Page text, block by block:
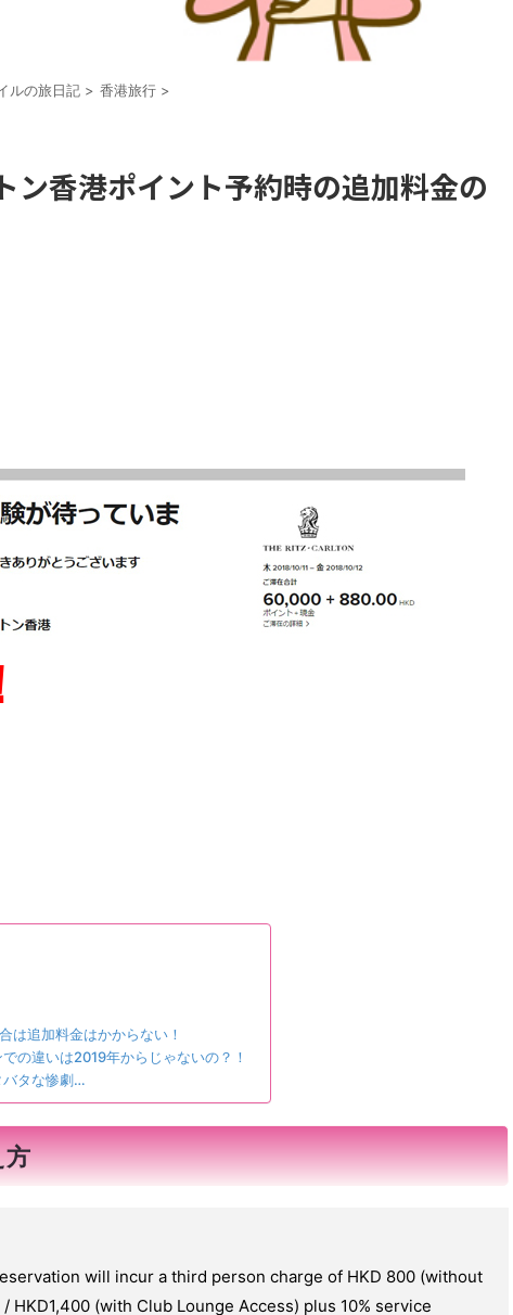
ルの旅日記 > 香港旅行 >
ン香港ポイント予約時の追加料金の
は追加料金はかからない！
の違いは2019年からじゃないの？！
バタな惨劇…
方
will incur a third person charge of HKD 800 (without
HKD1,400 (with Club Lounge Access) plus 10% service